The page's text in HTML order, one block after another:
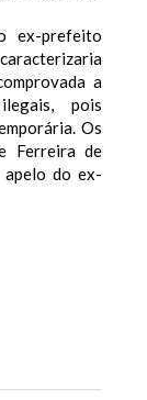
ex-prefeito
a
pois
Os
Ferreira de
apelo do ex-